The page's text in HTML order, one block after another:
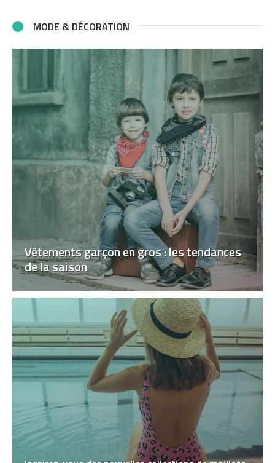
MODE & DÉCORATION
Vêtements garçon en gros : les tendances
de la saison